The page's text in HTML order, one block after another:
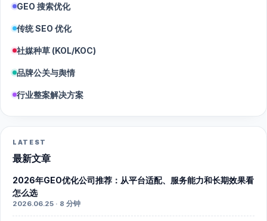
GEO 搜索优化
传统 SEO 优化
社媒种草 (KOL/KOC)
品牌公关与舆情
行业整案解决方案
LATEST
最新文章
2026年GEO优化公司推荐：从平台适配、服务能力和长期效果看
怎么选
2026.06.25 · 8 分钟